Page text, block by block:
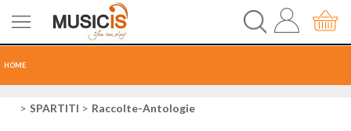
HOME
CHITARRESPARTITI Raccolte-Antologie